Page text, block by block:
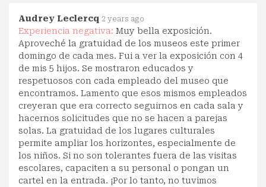
Audrey Leclercq 2 years ago
Experiencia negativa: Muy bella exposición.
Aproveché la gratuidad de los museos este primer
domingo de cada mes. Fui a ver la exposición con 4
de mis 5 hijos. Se mostraron educados y
respetuosos con cada empleado del museo que
encontramos. Lamento que esos mismos empleados
creyeran que era correcto seguirnos en cada sala y
hacernos solicitudes que no se hacen a parejas
solas. La gratuidad de los lugares culturales
permite ampliar los horizontes, especialmente de
los niños. Si no son tolerantes fuera de las visitas
escolares, capaciten a su personal o pongan un
cartel en la entrada. ¡Por lo tanto, no tuvimos